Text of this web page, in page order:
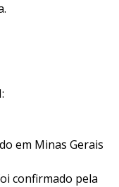
em Minas Gerais
confirmado pela